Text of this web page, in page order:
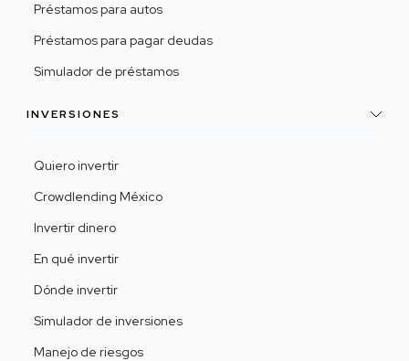
Préstamos para autos
Préstamos para pagar deudas
Simulador de préstamos
INVERSIONES
Quiero invertir
Crowdlending México
Invertir dinero
En qué invertir
Dónde invertir
Simulador de inversiones
Manejo de riesgos